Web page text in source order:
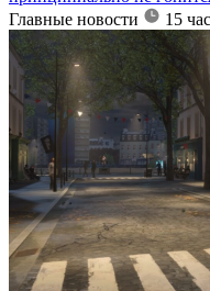
Главные новости
15